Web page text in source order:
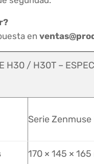
en
H30 / H30T –
Serie Zenmuse
170 × 145 ×